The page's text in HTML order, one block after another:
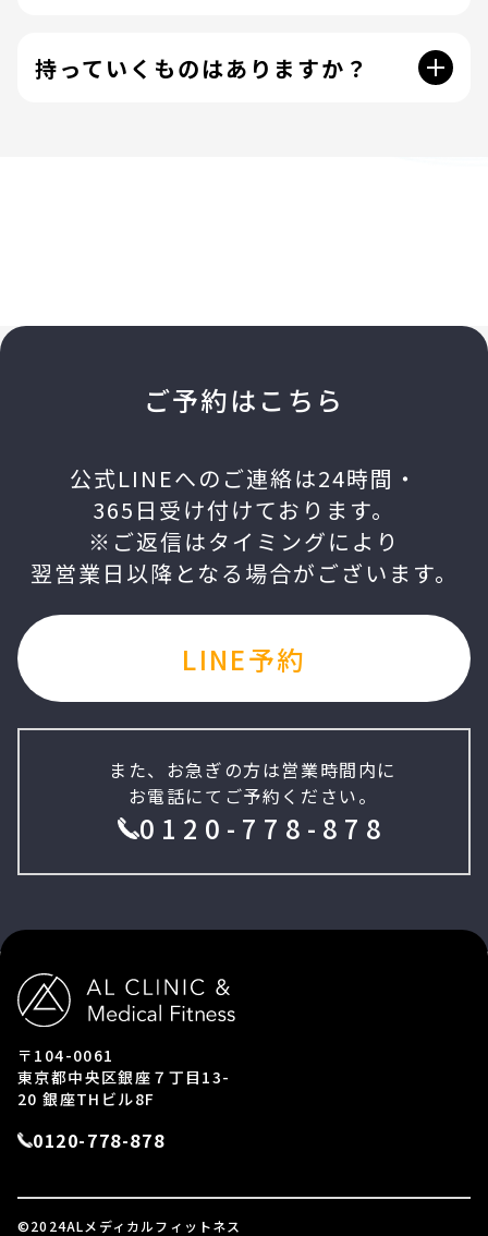
持っていくものはありますか？
ご予約はこちら
公式LINEへのご連絡は24時間・
365日受け付けております。
※ご返信はタイミングにより
翌営業日以降となる場合がございます。
LINE予約
また、お急ぎの方は営業時間内に
お電話にてご予約ください。
0120-778-878
〒104-0061
東京都中央区銀座７丁目13-
20 銀座THビル8F
0120-778-878
©2024ALメディカルフィットネス